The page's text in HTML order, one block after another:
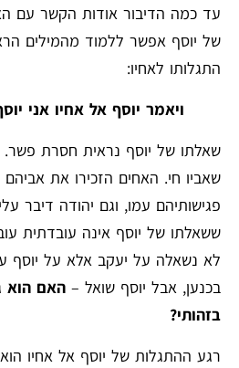
עד כמה הדיבור אודות הקשר עם
של יוסף אפשר ללמוד מהמילים
התגלותו לאחיו:
ויאמר יוסף אל אחיו אני
שאלתו של יוסף נראית חסרת פשר.
שאביו חי. האחים הזכירו את
פגישותיהם עמו, וגם יהודה דיבר
ששאלתו של יוסף אינה עובדתית
לא נשאלה על יעקב אלא על יוסף
בכנען, אבל יוסף שואל – האם הוא
בזהותי?
רגע ההתגלות של יוסף אל אחיו